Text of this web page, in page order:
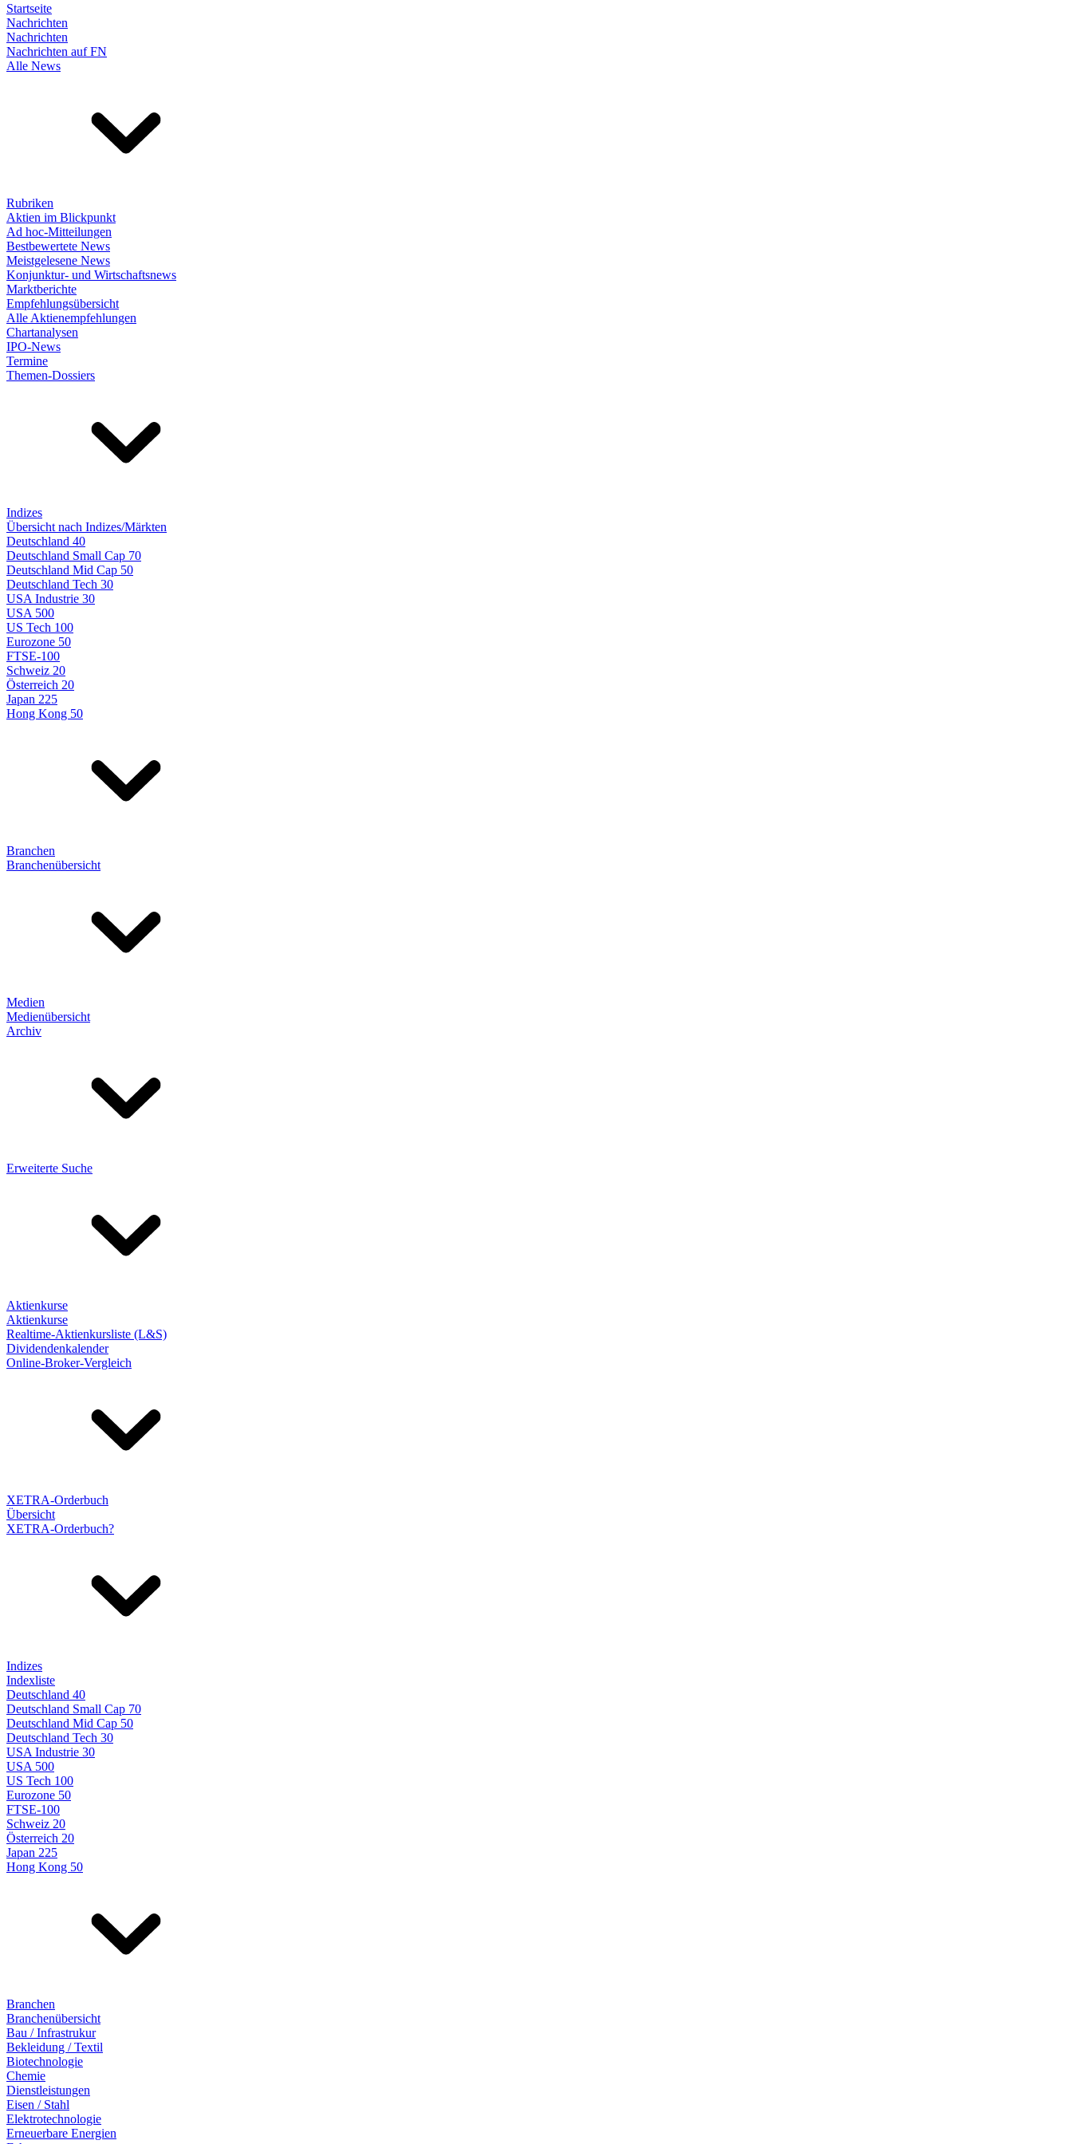
Startseite
Nachrichten
Nachrichten
Nachrichten auf FN
Alle News
Rubriken
Aktien im Blickpunkt
Ad hoc-Mitteilungen
Bestbewertete News
Meistgelesene News
Konjunktur- und Wirtschaftsnews
Marktberichte
Empfehlungsübersicht
Alle Aktienempfehlungen
Chartanalysen
IPO-News
Termine
Themen-Dossiers
Indizes
Übersicht nach Indizes/Märkten
Deutschland 40
Deutschland Small Cap 70
Deutschland Mid Cap 50
Deutschland Tech 30
USA Industrie 30
USA 500
US Tech 100
Eurozone 50
FTSE-100
Schweiz 20
Österreich 20
Japan 225
Hong Kong 50
Branchen
Branchenübersicht
Medien
Medienübersicht
Archiv
Erweiterte Suche
Aktienkurse
Aktienkurse
Realtime-Aktienkursliste (L&S)
Dividendenkalender
Online-Broker-Vergleich
XETRA-Orderbuch
Übersicht
XETRA-Orderbuch?
Indizes
Indexliste
Deutschland 40
Deutschland Small Cap 70
Deutschland Mid Cap 50
Deutschland Tech 30
USA Industrie 30
USA 500
US Tech 100
Eurozone 50
FTSE-100
Schweiz 20
Österreich 20
Japan 225
Hong Kong 50
Branchen
Branchenübersicht
Bau / Infrastrukur
Bekleidung / Textil
Biotechnologie
Chemie
Dienstleistungen
Eisen / Stahl
Elektrotechnologie
Erneuerbare Energien